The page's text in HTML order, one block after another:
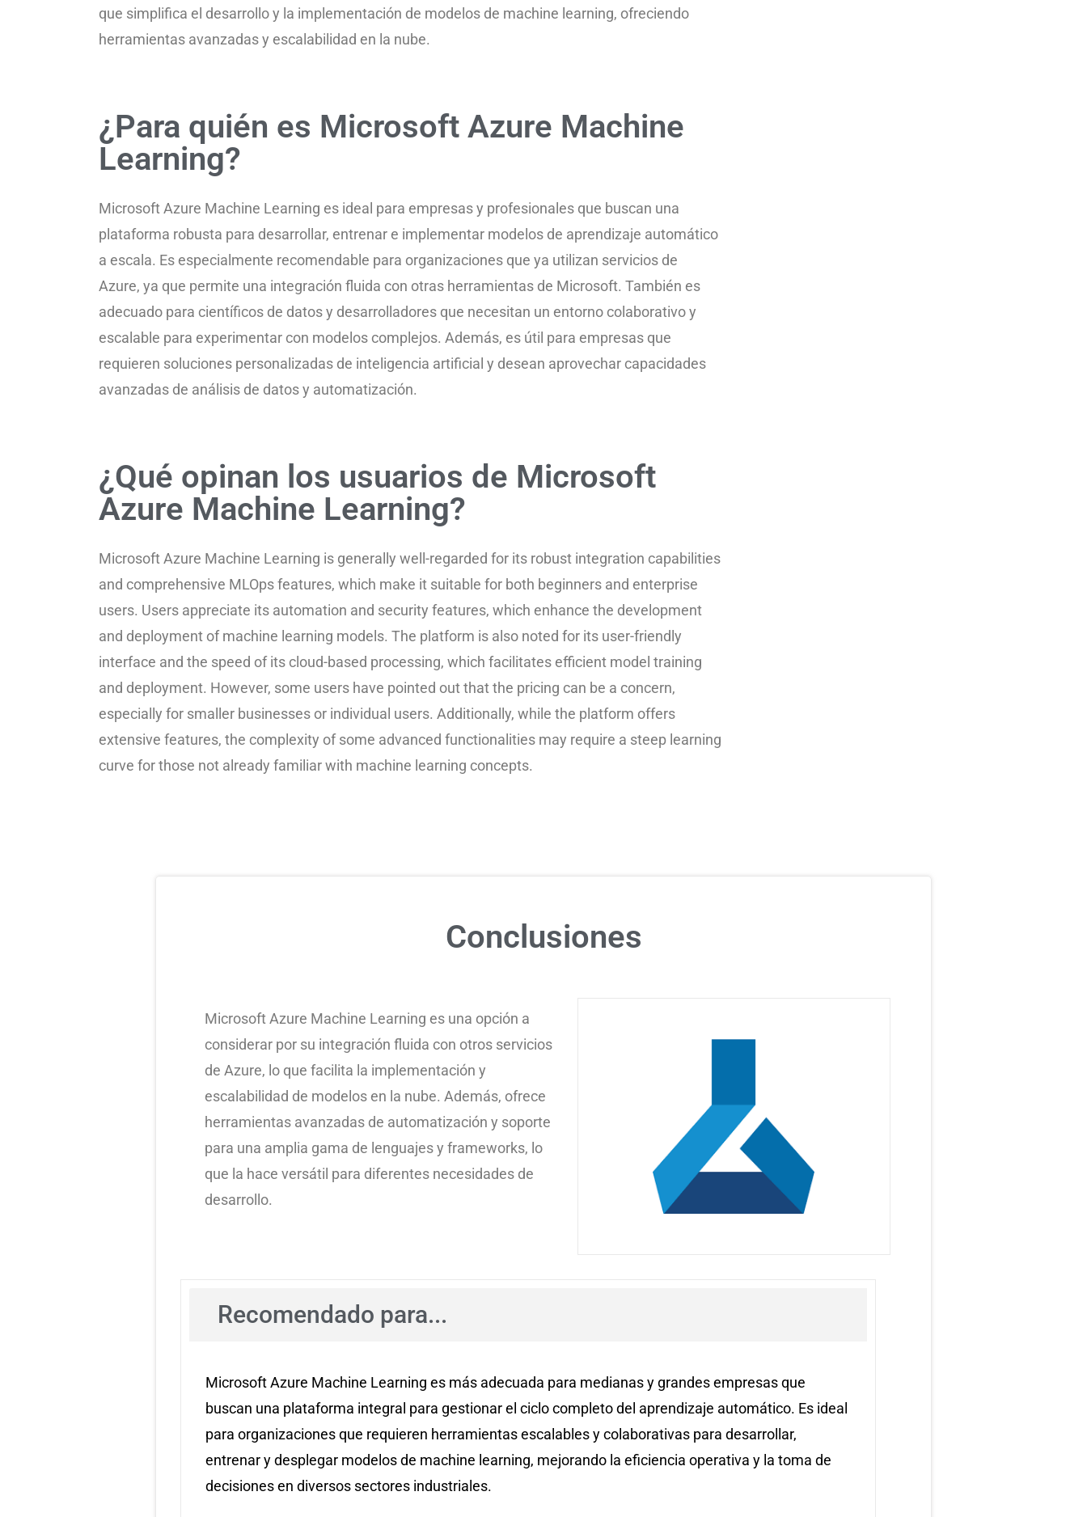
que simplifica el desarrollo y la implementación de modelos de machine learning, ofreciendo
herramientas avanzadas y escalabilidad en la nube.
¿Para quién es Microsoft Azure Machine
Learning?
Microsoft Azure Machine Learning es ideal para empresas y profesionales que buscan una
plataforma robusta para desarrollar, entrenar e implementar modelos de aprendizaje automático
a escala. Es especialmente recomendable para organizaciones que ya utilizan servicios de
Azure, ya que permite una integración fluida con otras herramientas de Microsoft. También es
adecuado para científicos de datos y desarrolladores que necesitan un entorno colaborativo y
escalable para experimentar con modelos complejos. Además, es útil para empresas que
requieren soluciones personalizadas de inteligencia artificial y desean aprovechar capacidades
avanzadas de análisis de datos y automatización.
¿Qué opinan los usuarios de Microsoft
Azure Machine Learning?
Microsoft Azure Machine Learning is generally well-regarded for its robust integration capabilities
and comprehensive MLOps features, which make it suitable for both beginners and enterprise
users. Users appreciate its automation and security features, which enhance the development
and deployment of machine learning models. The platform is also noted for its user-friendly
interface and the speed of its cloud-based processing, which facilitates efficient model training
and deployment. However, some users have pointed out that the pricing can be a concern,
especially for smaller businesses or individual users. Additionally, while the platform offers
extensive features, the complexity of some advanced functionalities may require a steep learning
curve for those not already familiar with machine learning concepts.
Conclusiones
Microsoft Azure Machine Learning es una opción a
considerar por su integración fluida con otros servicios
de Azure, lo que facilita la implementación y
escalabilidad de modelos en la nube. Además, ofrece
herramientas avanzadas de automatización y soporte
para una amplia gama de lenguajes y frameworks, lo
que la hace versátil para diferentes necesidades de
desarrollo.
Recomendado para...
​Microsoft Azure Machine Learning es más adecuada para medianas y grandes empresas que
buscan una plataforma integral para gestionar el ciclo completo del aprendizaje automático. Es ideal
para organizaciones que requieren herramientas escalables y colaborativas para desarrollar,
entrenar y desplegar modelos de machine learning, mejorando la eficiencia operativa y la toma de
decisiones en diversos sectores industriales. ​